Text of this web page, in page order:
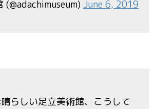
June 6, 2019
らしい足立美術館、こうして